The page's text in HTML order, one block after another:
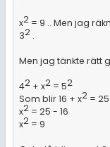
x2 = 9 .. Men jag
32 .
Men jag tänkte rätt
42+ x2= 52
Som blir 16 + x2= 25
x2= 25 - 16
x2 = 9